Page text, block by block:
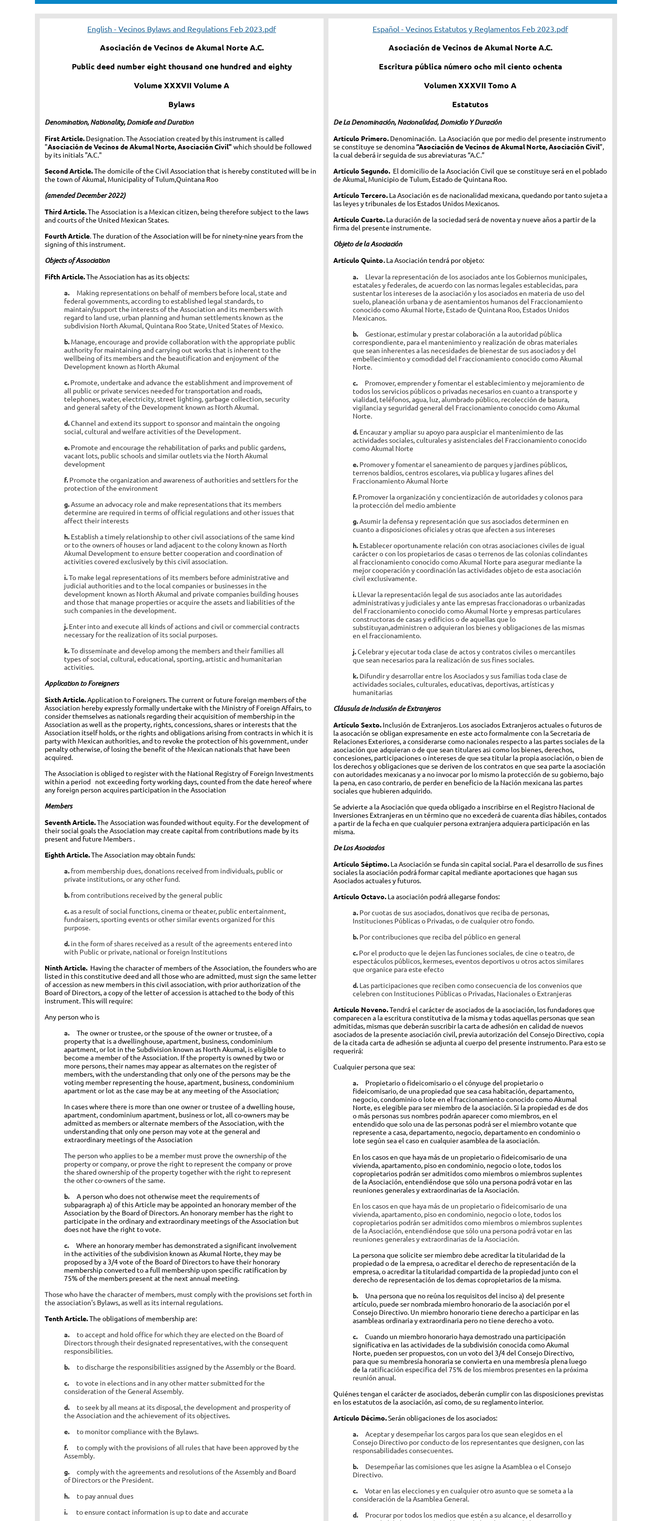
English - Vecinos Bylaws and Regulations Feb 2023.pdf
Asociación de Vecinos de Akumal Norte A.C.
Public deed number eight thousand one hundred and eighty
Volume XXXVII Volume A
Bylaws
Denomination, Nationality, Domicile and Duration
First Article. Designation. The Association created by this instrument is called
"Asociación de Vecinos de Akumal Norte, Asociación Civil" which should be followed
by its initials "A.C."
Second Article.The domicile of the Civil Association that is hereby constituted will be in
the town of Akumal, Municipality of Tulum,Quintana Roo
(amended December 2022)
Third Article.The Association is a Mexican citizen, being therefore subject to the laws
and courts of the United Mexican States.
Fourth Article. The duration of the Association will be for ninety-nine years from the
signing of this instrument.
Objects of Association
Fifth Article.The Association has as its objects:
a.
Making representations on behalf of members before local, state and
federal governments, according to established legal standards, to
maintain/support the interests of the Association and its members with
regard to land use, urban planning and human settlements known as the
subdivision North Akumal, Quintana Roo State, United States of Mexico.
b. Manage, encourage and provide collaboration with the appropriate public
authority for maintaining and carrying out works that is inherent to the
wellbeing of its members and the beautification and enjoyment of the
Development known as North Akumal
c. Promote, undertake and advance the establishment and improvement of
all public or private services needed for transportation and roads,
telephones, water, electricity, street lighting, garbage collection, security
and general safety of the Development known as North Akumal.
d.Channel and extend its support to sponsor and maintain the ongoing
social, cultural and welfare activities of the Development.
e. Promote and encourage the rehabilitation of parks and public gardens,
vacant lots, public schools and similar outlets via the North Akumal
development
f. Promote the organization and awareness of authorities and settlers for the
protection of the environment
g.Assume an advocacy role and make representations that its members
determine are required in terms of official regulations and other issues that
affect their interests
h. Establish a timely relationship to other civil associations of the same kind
or to the owners of houses or land adjacent to the colony known as North
Akumal Development to ensure better cooperation and coordination of
activities covered exclusively by this civil association.
i.To make legal representations of its members before administrative and
judicial authorities and to the local companies or businesses in the
development known as North Akumal and private companies building houses
and those that manage properties or acquire the assets and liabilities of the
such companies in the development.
j. Enter into and execute all kinds of actions and civil or commercial contracts
necessary for the realization of its social purposes.
k.To disseminate and develop among the members and their families all
types of social, cultural, educational, sporting, artistic and humanitarian
activities.
Application to Foreigners
Sixth Article.Application to Foreigners. The current or future foreign members of the
Association hereby expressly formally undertake with the Ministry of Foreign Affairs, to
consider themselves as nationals regarding their acquisition of membership in the
Association as well as the property, rights, concessions, shares or interests that the
Association itself holds, or the rights and obligations arising from contracts in which it is
party with Mexican authorities, and to revoke the protection of his government, under
penalty otherwise, of losing the benefit of the Mexican nationals that have been
acquired.
The Association is obliged to register with the National Registry of Foreign Investments
within a period not exceeding forty working days, counted from the date hereof where
any foreign person acquires participation in the Association
Members
Seventh Article.The Association was founded without equity. For the development of
their social goals the Association may create capital from contributions made by its
present and future Members .
Eighth Article.The Association may obtain funds:
a. from membership dues, donations received from individuals, public or
private institutions, or any other fund.
b. from contributions received by the general public
c.as a result ofsocial functions, cinema or theater, public entertainment,
fundraisers, sporting events or other similar events organized for this
purpose.
d. in the form of shares received as a result of the agreements entered into
with Public or private, national or foreign Institutions
Ninth Article. Having the character of members of the Association, the founders who are
listed in this constitutive deed and all those who are admitted, must sign the same letter
of accession as new members in this civil association, with prior authorization of the
Board of Directors, a copy of the letter of accession is attached to the body of this
instrument. This will require:
Any person who is
a.
The owner or trustee, or the spouse of the owner or trustee, of a
property that is a dwellinghouse, apartment, business, condominium
apartment, or lot in the Subdivision known as North Akumal, is eligible to
become a member of the Association. If the property is owned by two or
more persons, their names may appear as alternates on the register of
members, with the understanding that only one of the persons may be the
voting member representing the house, apartment, business, condominium
apartment or lot as the case may be at any meeting of the Association;
In cases where there is more than one owner or trustee of a dwelling house,
apartment, condominium apartment, business or lot, all co-owners may be
admitted as members or alternate members of the Association, with the
understanding that only one person may vote at the general and
extraordinary meetings of the Association
The person who applies to be a member must prove the ownership of the
property or company, or prove the right to represent the company or prove
the shared ownership of the property together with the right to represent
the other co-owners of the same.
b.
A person who does not otherwise meet the requirements of
subparagraph a) of this Article may be appointed an honorary member of the
Association by the Board of Directors. An honorary member has the right to
participate in the ordinary and extraordinary meetings of the Association but
does not have the right to vote.
c.
Where an honorary member has demonstrated a significant involvement
in the activities of the subdivision known as Akumal Norte, they may be
proposed by a 3/4 vote of the Board of Directors to have their honorary
membership converted to a full membership upon specific ratification by
75% of the members present at the next annual meeting.
Those who have the character of members, must comply with the provisions set forth in
the association's Bylaws, as well as its internal regulations.
Tenth Article.The obligations of membership are:
a.
to accept and hold office for which they are elected on the Board of
Directors through their designated representatives, with the consequent
responsibilities.
b.
to discharge the responsibilities assigned by the Assembly or the Board.
c.
to vote in elections and in any other matter submitted for the
consideration of the General Assembly.
d.
to seek by all means at its disposal, the development and prosperity of
the Association and the achievement of its objectives.
e.
to monitor compliance with the Bylaws.
f.
to comply with the provisions of all rules that have been approved by the
Assembly.
g.
comply with the agreements and resolutions of the Assembly and Board
of Directors or the President.
h.
to pay annual dues
i.
to ensure contact information is up to date and accurate
Español - Vecinos Estatutos y Reglamentos Feb 2023.pdf
Asociación de Vecinos de Akumal Norte A.C.
Escritura pública número ocho mil ciento ochenta
Volumen XXXVII Tomo A
Estatutos
De La Denominación, Nacionalidad, Domicilio Y Duración
Artículo Primero. Denominación. La Asociación que por medio del presente instrumento
se constituye se denomina“Asociación de Vecinos de Akumal Norte, Asociación Civil”,
la cual deberá ir seguida de sus abreviaturas “A.C.”
Artículo Segundo. El domicilio de la Asociación Civil que se constituye será en el poblado
de Akumal, Municipio de Tulum, Estado de Quintana Roo.
Artículo Tercero. La Asociación es de nacionalidad mexicana, quedando por tanto sujeta a
las leyes y tribunales de los Estados Unidos Mexicanos.
Artículo Cuarto. La duración de la sociedad será de noventa y nueve años a partir de la
firma del presente instrumente.
Objeto de la Asociación
Artículo Quinto.La Asociación tendrá por objeto:
a.
Llevar la representación de los asociados ante los Gobiernos municipales,
estatales y federales, de acuerdo con las normas legales establecidas, para
sustentar los intereses de la asociación y los asociados en materia de uso del
suelo, planeación urbana y de asentamientos humanos del Fraccionamiento
conocido como Akumal Norte, Estado de Quintana Roo, Estados Unidos
Mexicanos.
b.
Gestionar, estimular y prestar colaboración a la autoridad pública
correspondiente, para el mantenimiento y realización de obras materiales
que sean inherentes a las necesidades de bienestar de sus asociados y del
embellecimiento y comodidad del Fraccionamiento conocido como Akumal
Norte.
c.
Promover, emprender y fomentar el establecimiento y mejoramiento de
todos los servicios públicos o privadas necesarios en cuanto a transporte y
vialidad, teléfonos, agua, luz, alumbrado público, recolección de basura,
vigilancia y seguridad general del Fraccionamiento conocido como Akumal
Norte.
d. Encauzar y ampliar su apoyo para auspiciar el mantenimiento de las
actividades sociales, culturales y asistenciales del Fraccionamiento conocido
como Akumal Norte
e. Promover y fomentar el saneamiento de parques y jardines públicos,
terrenos baldíos, centros escolares, via publica y lugares afines del
Fraccionamiento Akumal Norte
f. Promover la organización y concientización de autoridades y colonos para
la protección del medio ambiente
g.Asumir la defensa y representación que sus asociados determinen en
cuanto a disposiciones oficiales y otras que afecten a sus intereses
h. Establecer oportunamente relación con otras asociaciones civiles de igual
carácter o con los propietarios de casas o terrenos de las colonias colindantes
al fraccionamiento conocido como Akumal Norte para asegurar mediante la
mejor cooperación y coordinación las actividades objeto de esta asociación
civil exclusivamente.
i. Llevar la representación legal de sus asociados ante las autoridades
administrativas y judiciales y ante las empresas fraccionadoras o urbanizadas
del Fraccionamiento conocido como Akumal Norte y empresas particulares
constructoras de casas y edificios o de aquellas que lo
substituyan,administren o adquieran los bienes y obligaciones de las mismas
en el fraccionamiento.
j.Celebrar y ejecutar toda clase de actos y contratos civiles o mercantiles
que sean necesarios para la realización de sus fines sociales.
k. Difundir y desarrollar entre los Asociados y sus familias toda clase de
actividades sociales, culturales, educativas, deportivas, artísticas y
humanitarias
Cláusula de Inclusión de Extranjeros
Artículo Sexto. Inclusión de Extranjeros. Los asociados Extranjeros actuales o futuros de
la asocación se obligan expresamente en este acto formalmente con la Secretaria de
Relaciones Exteriores, a considerarse como nacionales respecto a las partes sociales de la
asociación que adquieran o de que sean titulares asi como los bienes, derechos,
concesiones, participaciones o intereses de que sea titular la propia asociación, o bien de
los derechos y obligaciones que se deriven de los contratos en que sea parte la asociación
con autoridades mexicanas y a no invocar por lo mismo la protección de su gobierno, bajo
la pena, en caso contrario, de perder en beneficio de la Nación mexicana las partes
sociales que hubieren adquirido.
Se advierte a la Asociación que queda obligado a inscribirse en el Registro Nacional de
Inversiones Extranjeras en un término que no excederá de cuarenta días hábiles, contados
a partir de la fecha en que cualquier persona extranjera adquiera participación en las
misma.
De Los Asociados
Artículo Séptimo. La Asociación se funda sin capital social. Para el desarrollo de sus fines
sociales la asociación podrá formar capital mediante aportaciones que hagan sus
Asociados actuales y futuros.
Artículo Octavo. La asociación podrá allegarse fondos:
a. Por cuotas de sus asociados, donativos que reciba de personas,
Instituciones Públicas o Privadas, o de cualquier otro fondo.
b. Por contribuciones que reciba del público en general
c. Por el producto que le dejen las funciones sociales, de cine o teatro, de
espectáculos públicos, kermeses, eventos deportivos u otros actos similares
que organice para este efecto
d. Las participaciones que reciben como consecuencia de los convenios que
celebren con Instituciones Públicas o Privadas, Nacionales o Extranjeras
Artículo Noveno.Tendrá el carácter de asociados de la asociación, los fundadores que
comparecen a la escritura constitutiva de la misma y todas aquellas personas que sean
admitidas, mismas que deberán suscribir la carta de adhesión en calidad de nuevos
asociados de la presente asociación civil, previa autorización del Consejo Directivo, copia
de la citada carta de adhesión se adjunta al cuerpo del presente instrumento. Para esto se
requerirá:
Cualquier persona que sea:
a.
Propietario o fideicomisario o el cónyuge del propietario o
fideicomisario, de una propiedad que sea casa habitación, departamento,
negocio, condominio o lote en el fraccionamiento conocido como Akumal
Norte, es elegible para ser miembro de la asociación. Si la propiedad es de dos
o más personas sus nombres podrán aparecer como miembros, en el
entendido que solo una de las personas podrá ser el miembro votante que
represente a casa, departamento, negocio, departamento en condominio o
lote según sea el caso en cualquier asamblea de la asociación.
En los casos en que haya más de un propietario o fideicomisario de una
vivienda, apartamento, piso en condominio, negocio o lote, todos los
copropietarios podrán ser admitidos como miembros o miembros suplentes
de la Asociación, entendiéndose que sólo una persona podrá votar en las
reuniones generales y extraordinarias de la Asociación.
En los casos en que haya más de un propietario o fideicomisario de una
vivienda, apartamento, piso en condominio, negocio o lote, todos los
copropietarios podrán ser admitidos como miembros o miembros suplentes
de la Asociación, entendiéndose que sólo una persona podrá votar en las
reuniones generales y extraordinarias de la Asociación.
La persona que solicite ser miembro debe acreditar la titularidad de la
propiedad o de la empresa, o acreditar el derecho de representación de la
empresa, o acreditar la titularidad compartida de la propiedad junto con el
derecho de representación de los demas copropietarios de la misma.
b.
Una persona que no reúna los requisitos del inciso a) del presente
artículo, puede ser nombrada miembro honorario de la asociación por el
Consejo Directivo. Un miembro honorario tiene derecho a participar en las
asambleas ordinaria y extraordinaria pero no tiene derecho a voto.
c.
Cuando un miembro honorario haya demostrado una participación
significativa en las actividades de la subdivisión conocida como Akumal
Norte, pueden ser propuestos, con un voto del 3/4 del Consejo Directivo,
para que su membresía honoraria se convierta en una membresía plena luego
de la ratificación especifica del 75% de los miembros presentes en la próxima
reunión anual.
Quiénes tengan el carácter de asociados, deberán cumplir con las disposiciones previstas
en los estatutos de la asociación, así como, de su reglamento interior.
Artículo Décimo.Serán obligaciones de los asociados:
a.
Aceptar y desempeñar los cargos para los que sean elegidos en el
Consejo Directivo por conducto de los representantes que designen, con las
responsabilidades consecuentes.
b.
Desempeñar las comisiones que les asigne la Asamblea o el Consejo
Directivo.
c.
Votar en las elecciones y en cualquier otro asunto que se someta a la
consideración de la Asamblea General.
d.
Procurar por todos los medios que estén a su alcance, el desarrollo y